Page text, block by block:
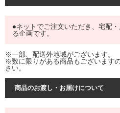
●ネットでご注文いただき、宅配
る企画です。
※一部、配送外地域がございます。
※数に限りがある商品もございます
さい。
商品のお渡し・お届けについて